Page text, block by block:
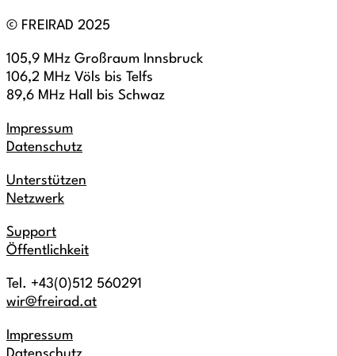
© FREIRAD 2025
105,9 MHz Großraum Innsbruck
106,2 MHz Völs bis Telfs
89,6 MHz Hall bis Schwaz
Impressum
Datenschutz
Unterstützen
Netzwerk
Support
Öffentlichkeit
Tel. +43(0)512 560291
wir@freirad.at
Impressum